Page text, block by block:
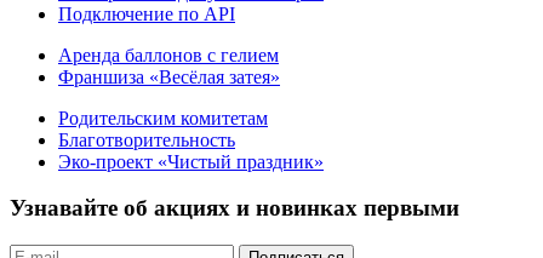
Подключение по API
Аренда баллонов с гелием
Франшиза «Весёлая затея»
Родительским комитетам
Благотворительность
Эко-проект «Чистый праздник»
Узнавайте об акциях и новинках первыми